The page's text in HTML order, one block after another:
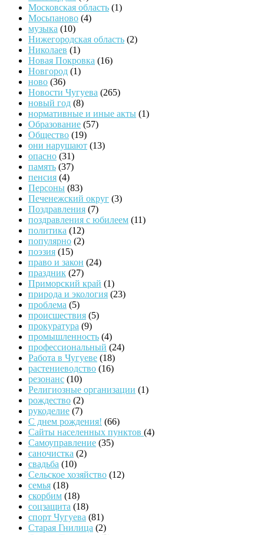
Московская область (1)
Мосьпаново (4)
музыка (10)
Нижегородская область (2)
Николаев (1)
Новая Покровка (16)
Новгород (1)
ново (36)
Новости Чугуева (265)
новый год (8)
нормативные и иные акты (1)
Образование (57)
Общество (19)
они нарушают (13)
опасно (31)
память (37)
пенсия (4)
Персоны (83)
Печенежский округ (3)
Поздравления (7)
поздравления с юбилеем (11)
политика (12)
популярно (2)
поэзия (15)
право и закон (24)
праздник (27)
Приморский край (1)
природа и экология (23)
проблема (5)
происшествия (5)
прокуратура (9)
промышленность (4)
профессиональный (24)
Работа в Чугуеве (18)
растениеводство (16)
резонанс (10)
Религиозные организации (1)
рождество (2)
рукоделие (7)
С днем рождения! (66)
Сайты населенных пунктов (4)
Самоуправление (35)
саночистка (2)
свадьба (10)
Сельское хозяйство (12)
семья (18)
скорбим (18)
соцзащита (18)
спорт Чугуева (81)
Старая Гнилица (2)